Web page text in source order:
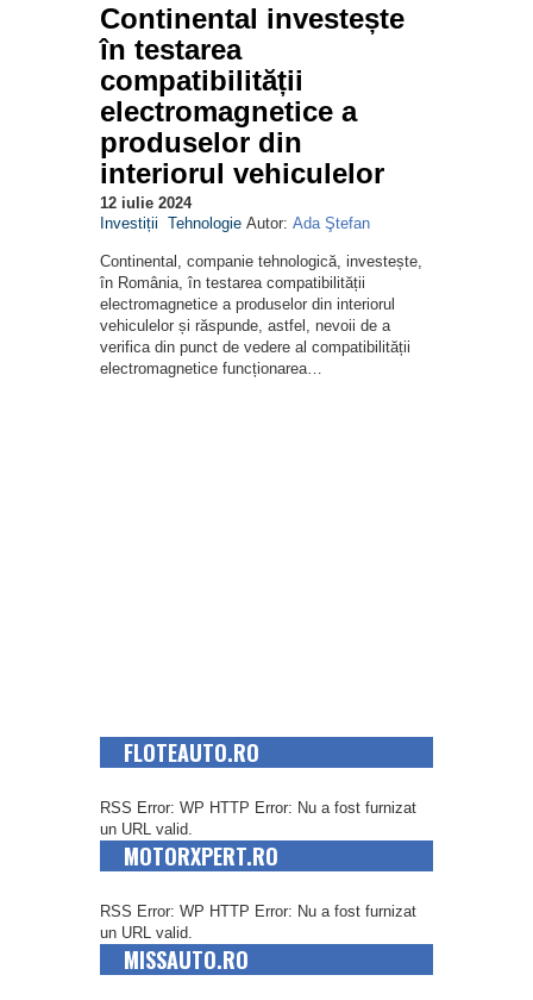
Continental investește
în testarea
compatibilității
electromagnetice a
produselor din
interiorul vehiculelor
12 iulie 2024
Investiții Tehnologie Autor: Ada Ştefan
Continental, companie tehnologică, investește,
în România, în testarea compatibilității
electromagnetice a produselor din interiorul
vehiculelor și răspunde, astfel, nevoii de a
verifica din punct de vedere al compatibilității
electromagnetice funcționarea…
FLOTEAUTO.RO
RSS Error: WP HTTP Error: Nu a fost furnizat
un URL valid.
MOTORXPERT.RO
RSS Error: WP HTTP Error: Nu a fost furnizat
un URL valid.
MISSAUTO.RO